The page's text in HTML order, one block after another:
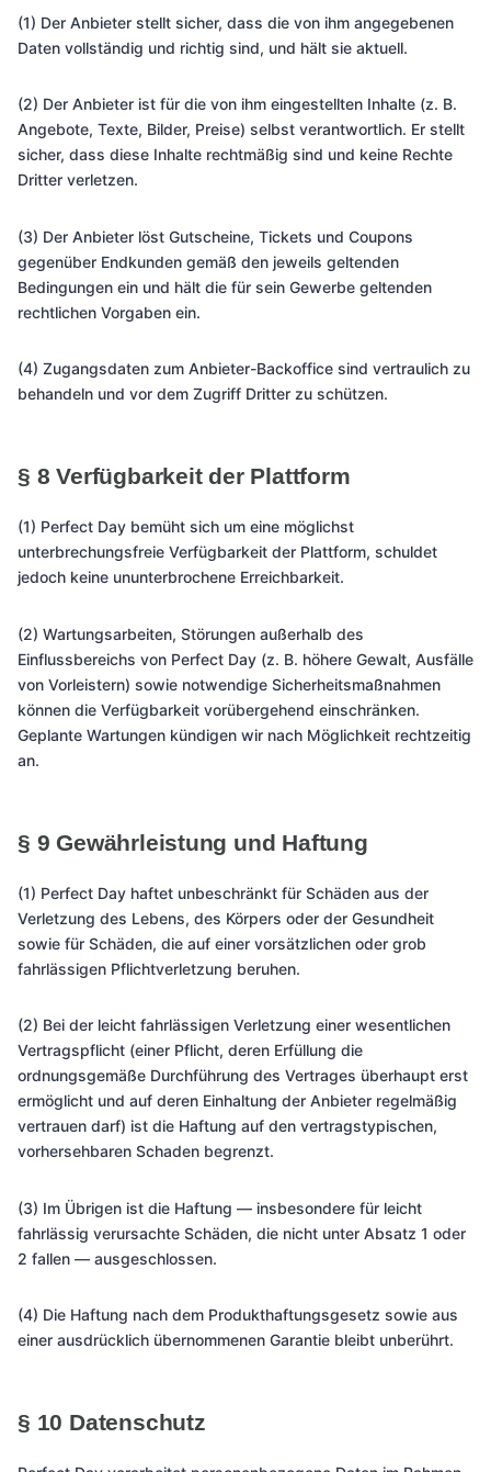
(1) Der Anbieter stellt sicher, dass die von ihm angegebenen
Daten vollständig und richtig sind, und hält sie aktuell.
(2) Der Anbieter ist für die von ihm eingestellten Inhalte (z. B.
Angebote, Texte, Bilder, Preise) selbst verantwortlich. Er stellt
sicher, dass diese Inhalte rechtmäßig sind und keine Rechte
Dritter verletzen.
(3) Der Anbieter löst Gutscheine, Tickets und Coupons
gegenüber Endkunden gemäß den jeweils geltenden
Bedingungen ein und hält die für sein Gewerbe geltenden
rechtlichen Vorgaben ein.
(4) Zugangsdaten zum Anbieter-Backoffice sind vertraulich zu
behandeln und vor dem Zugriff Dritter zu schützen.
§ 8 Verfügbarkeit der Plattform
(1) Perfect Day bemüht sich um eine möglichst
unterbrechungsfreie Verfügbarkeit der Plattform, schuldet
jedoch keine ununterbrochene Erreichbarkeit.
(2) Wartungsarbeiten, Störungen außerhalb des
Einflussbereichs von Perfect Day (z. B. höhere Gewalt, Ausfälle
von Vorleistern) sowie notwendige Sicherheitsmaßnahmen
können die Verfügbarkeit vorübergehend einschränken.
Geplante Wartungen kündigen wir nach Möglichkeit rechtzeitig
an.
§ 9 Gewährleistung und Haftung
(1) Perfect Day haftet unbeschränkt für Schäden aus der
Verletzung des Lebens, des Körpers oder der Gesundheit
sowie für Schäden, die auf einer vorsätzlichen oder grob
fahrlässigen Pflichtverletzung beruhen.
(2) Bei der leicht fahrlässigen Verletzung einer wesentlichen
Vertragspflicht (einer Pflicht, deren Erfüllung die
ordnungsgemäße Durchführung des Vertrages überhaupt erst
ermöglicht und auf deren Einhaltung der Anbieter regelmäßig
vertrauen darf) ist die Haftung auf den vertragstypischen,
vorhersehbaren Schaden begrenzt.
(3) Im Übrigen ist die Haftung — insbesondere für leicht
fahrlässig verursachte Schäden, die nicht unter Absatz 1 oder
2 fallen — ausgeschlossen.
(4) Die Haftung nach dem Produkthaftungsgesetz sowie aus
einer ausdrücklich übernommenen Garantie bleibt unberührt.
§ 10 Datenschutz